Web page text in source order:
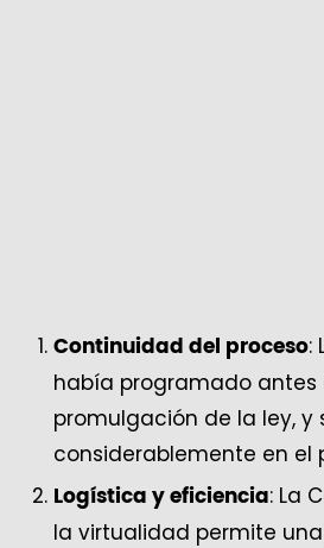
Continuidad del proceso:
había programado antes
promulgación de la ley,
considerablemente en el
Logística y eficiencia: La
la virtualidad permite